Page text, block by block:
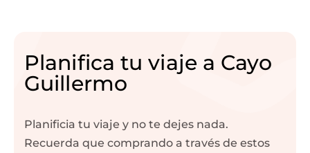
Planifica tu viaje a Cayo
Guillermo
Planificia tu viaje y no te dejes nada.
Recuerda que comprando a través de estos